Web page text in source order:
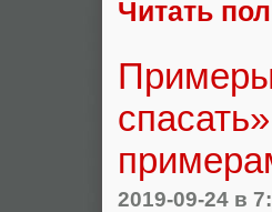
Читать
Примеры
2019-09-24 в